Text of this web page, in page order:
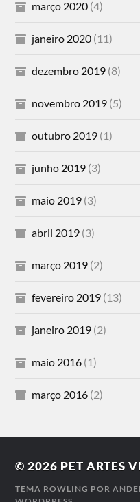
março 2020 (4)
janeiro 2020 (11)
dezembro 2019 (8)
novembro 2019 (5)
outubro 2019 (1)
junho 2019 (3)
maio 2019 (3)
abril 2019 (3)
março 2019 (2)
fevereiro 2019 (13)
janeiro 2019 (2)
maio 2016 (1)
março 2016 (2)
© 2026 PET ARTES
TEMA ROWLING POR